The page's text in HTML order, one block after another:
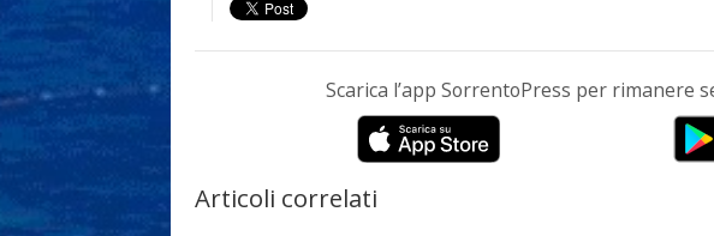
Scarica l’app SorrentoPress per rimanere
Articoli correlati